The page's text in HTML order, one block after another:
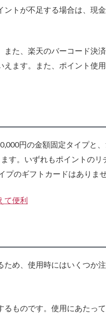
トが不足する場合は、現
た、楽天のバーコード決
ます。また、ポイント使
円の金額固定タイプと
す。いずれもポイントのリ
のギフトカードはありませ
て便利
め、使用時にはいくつか注
ものです。使用にあたっ